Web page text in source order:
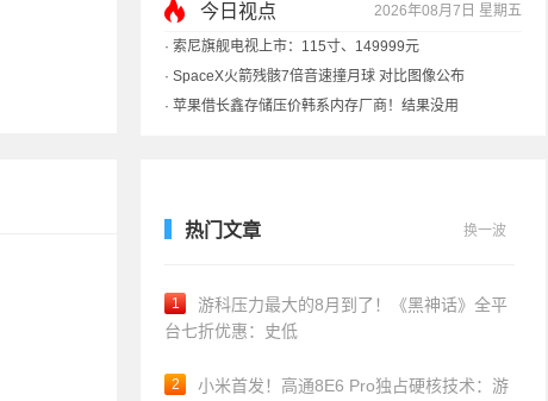
今日视点 2026年08月7日 星期五
· 索尼旗舰电视上市：115寸、149999元
· SpaceX火箭残骸7倍音速撞月球 对比图像公布
· 苹果借长鑫存储压价韩系内存厂商！结果没用
热门文章 换一波
1
游科压力最大的8月到了！《黑神话》全平
台七折优惠：史低
2
小米首发！高通8E6 Pro独占硬核技术：游